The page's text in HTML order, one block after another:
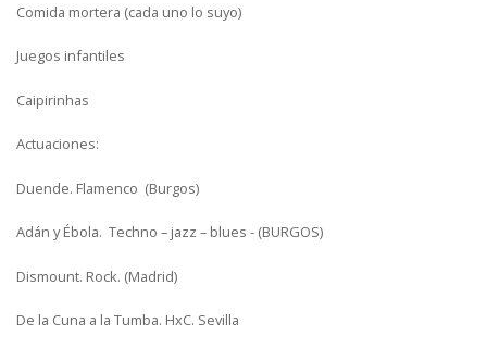
Comida mortera (cada uno lo suyo)
Juegos infantiles
Caipirinhas
Actuaciones:
Duende. Flamenco (Burgos)
Adán y Ébola. Techno – jazz – blues - (BURGOS)
Dismount. Rock. (Madrid)
De la Cuna a la Tumba. HxC. Sevilla